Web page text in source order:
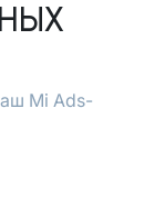
Mi Ads-